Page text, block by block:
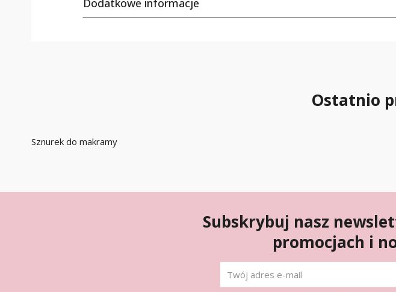
Dodatkowe informacje
Ostatnio
Sznurek do makramy
Subskrybuj nasz
promocjach i